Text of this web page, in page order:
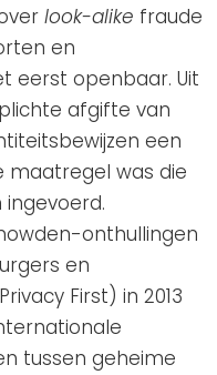
look-alike fraude
en
eerst openbaar. Uit
afgifte van
een
maatregel was die
onthullingen
en
First) in 2013
tussen geheime